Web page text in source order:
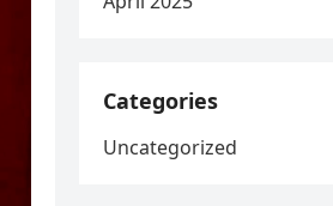
Categories
Uncategorized